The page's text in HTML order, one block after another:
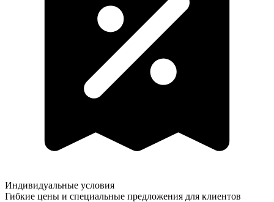
Индивидуальные условия
Гибкие цены и специальные предложения для клиентов